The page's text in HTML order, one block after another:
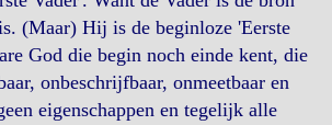
(Maar) Hij is de beginloze 'Eerste
God die begin noch einde kent, die
onbeschrijfbaar, onmeetbaar en
eigenschappen en tegelijk alle